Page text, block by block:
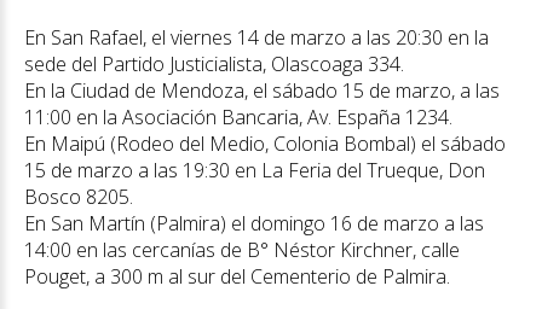
En San Rafael, el viernes 14 de marzo a las 20:30 en la
sede del Partido Justicialista, Olascoaga 334.
En la Ciudad de Mendoza, el sábado 15 de marzo, a las
11:00 en la Asociación Bancaria, Av. España 1234.
En Maipú (Rodeo del Medio, Colonia Bombal) el sábado
15 de marzo a las 19:30 en La Feria del Trueque, Don
Bosco 8205.
En San Martín (Palmira) el domingo 16 de marzo a las
14:00 en las cercanías de B° Néstor Kirchner, calle
Pouget, a 300 m al sur del Cementerio de Palmira.